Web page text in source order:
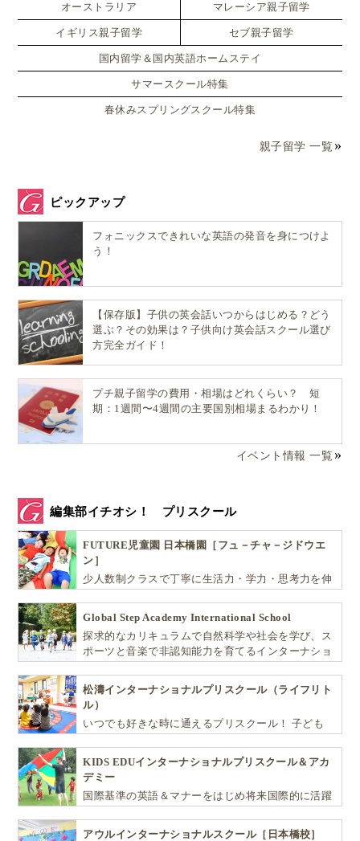
オーストラリア マレーシア親子留学
イギリス親子留学 セブ親子留学
国内留学＆国内英語ホームステイ
サマースクール特集
春休みスプリングスクール特集
親子留学 一覧
ピックアップ
フォニックスできれいな英語の発音を身につけよ
う！
【保存版】子供の英会話いつからはじめる？どう
選ぶ？その効果は？子供向け英会話スクール選び
方完全ガイド！
プチ親子留学の費用・相場はどれくらい？ 短
期：1週間〜4週間の主要国別相場まるわかり！
イベント情報 一覧
編集部イチオシ！ プリスクール
FUTURE児童園 日本橋園［フュ－チャ－ジドウエ
ン］
少人数制クラスで丁寧に生活力・学力・思考力を伸
Global Step Academy International School
探求的なカリキュラムで自然科学や社会を学び、ス
ポーツと音楽で非認知能力を育てるインターナショ
松濤インターナショナルプリスクール（ライフリト
ル）
いつでも好きな時に通えるプリスクール！ 子ども
自ら進んで学ぶこと、考える力を育みます
KIDS EDUインターナショナルプリスクール＆アカ
デミー
国際基準の英語＆マナーをはじめ将来国際的に活躍
EDU（キッズ・エデュ）」は幼児から小学生まで一
アウルインターナショナルスクール［日本橋校］